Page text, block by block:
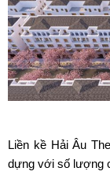
Liền kề Hải Âu
dựng với số lượng